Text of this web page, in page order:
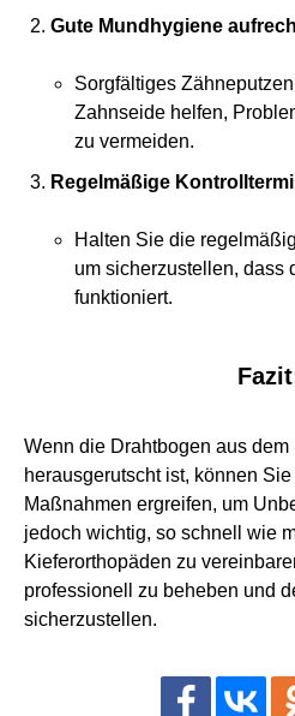
Gute Mundhygiene
Sorgfältiges
Zahnseide helfen,
zu vermeiden.
Regelmäßige
Halten Sie die
um sicherzustellen, dass
funktioniert.
Wenn die Drahtbogen aus dem
herausgerutscht ist, können
Maßnahmen ergreifen, um
jedoch wichtig, so schnell wie
Kieferorthopäden zu
professionell zu beheben und
sicherzustellen.